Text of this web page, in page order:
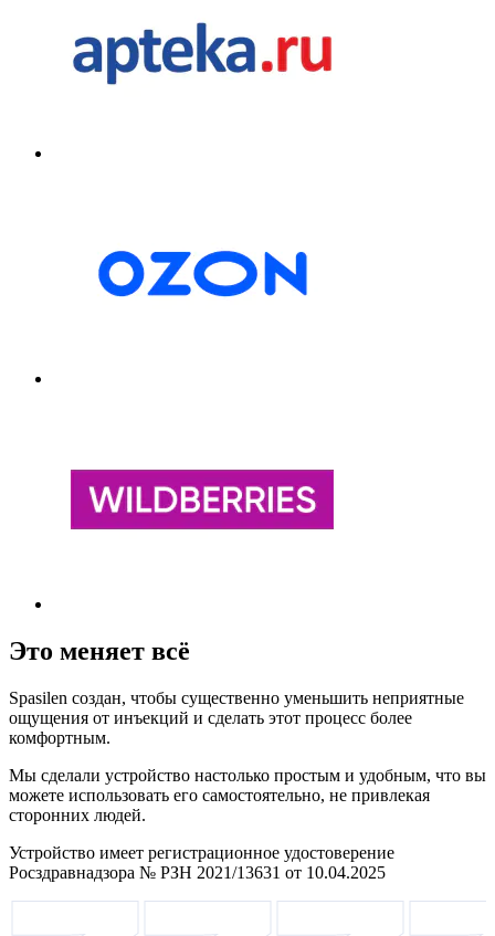
Это меняет всё
Spasilen создан, чтобы существенно уменьшить неприятные
ощущения от инъекций и сделать этот процесс более
комфортным.
Мы сделали устройство настолько простым и удобным, что вы
можете использовать его самостоятельно, не привлекая
сторонних людей.
Устройство имеет регистрационное удостоверение
Росздравнадзора № РЗН 2021/13631 от 10.04.2025